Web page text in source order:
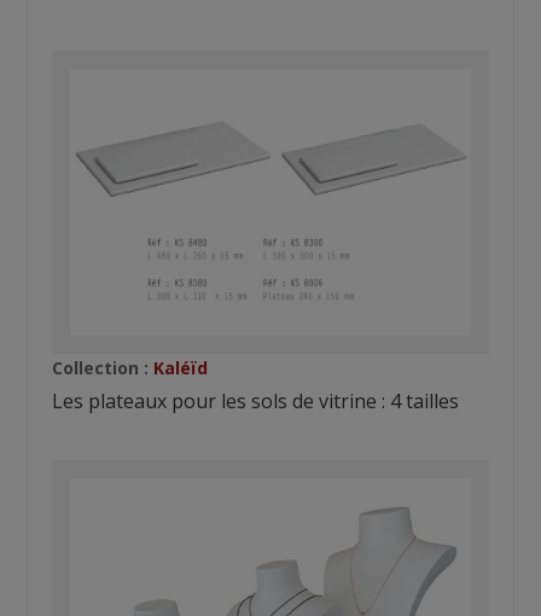
Collection : Kaléïd
Les plateaux pour les sols de vitrine : 4 tailles